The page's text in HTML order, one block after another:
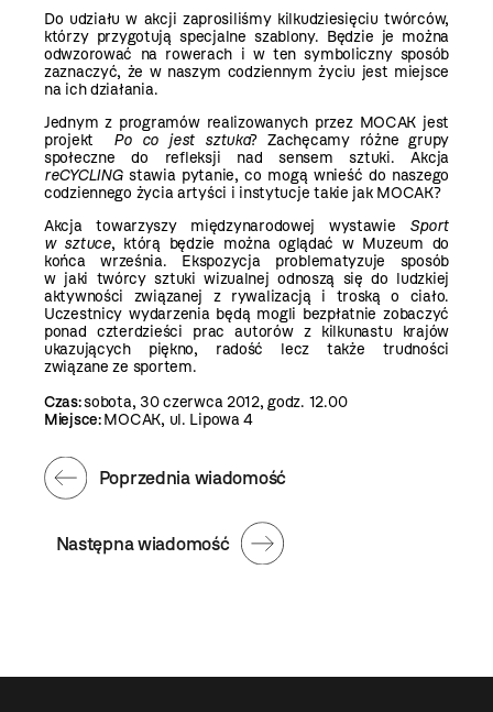
Do udziału w akcji zaprosiliśmy kilkudziesięciu twórców,
którzy przygotują specjalne szablony. Będzie je można
odwzorować na rowerach i w ten symboliczny sposób
zaznaczyć, że w naszym codziennym życiu jest miejsce
na ich działania.
Jednym z programów realizowanych przez MOCAK jest
projekt Po co jest sztuka? Zachęcamy różne grupy
społeczne do refleksji nad sensem sztuki. Akcja
reCYCLINGstawia pytanie, co mogą wnieść do naszego
codziennego życia artyści i instytucje takie jak MOCAK?
Akcja towarzyszy międzynarodowej wystawie Sport
w sztuce, którą będzie można oglądać w Muzeum do
końca września. Ekspozycja problematyzuje sposób
w jaki twórcy sztuki wizualnej odnoszą się do ludzkiej
aktywności związanej z rywalizacją i troską o ciało.
Uczestnicy wydarzenia będą mogli bezpłatnie zobaczyć
ponad czterdzieści prac autorów z kilkunastu krajów
ukazujących piękno, radość lecz także trudności
związane ze sportem.
Czas:sobota, 30 czerwca 2012, godz. 12.00
Miejsce:MOCAK, ul. Lipowa 4
Następna wiadomość
Poprzednia wiadomość